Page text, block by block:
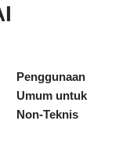
Penggunaan
Umum untuk
Non-Teknis